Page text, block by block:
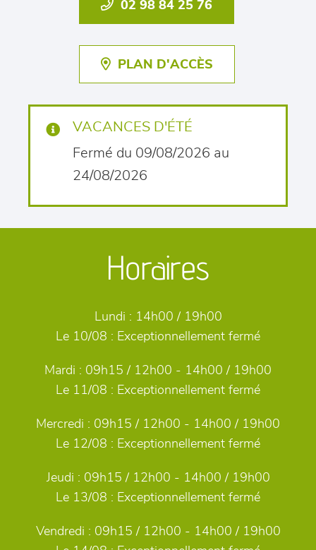
02 98 84 25 76
PLAN D'ACCÈS
VACANCES D'ÉTÉ
Fermé du 09/08/2026 au
24/08/2026
Horaires
Lundi : 14h00 / 19h00
Le 10/08 : Exceptionnellement fermé
Mardi : 09h15 / 12h00 - 14h00 / 19h00
Le 11/08 : Exceptionnellement fermé
Mercredi : 09h15 / 12h00 - 14h00 / 19h00
Le 12/08 : Exceptionnellement fermé
Jeudi : 09h15 / 12h00 - 14h00 / 19h00
Le 13/08 : Exceptionnellement fermé
Vendredi : 09h15 / 12h00 - 14h00 / 19h00